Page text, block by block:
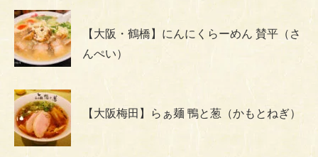
【大阪・鶴橋】にんにくらーめん 賛平（さ
んぺい）
【大阪梅田】らぁ麺 鴨と葱（かもとねぎ）